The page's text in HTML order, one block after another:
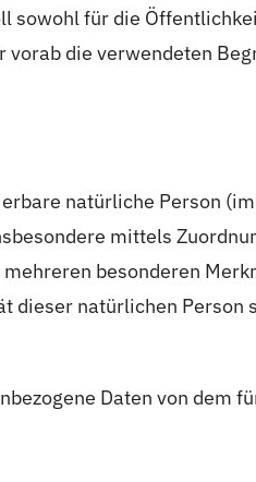
sowohl für die
vorab die verwendeten
natürliche Person
mittels
besonderen
natürlichen Person
Daten von dem